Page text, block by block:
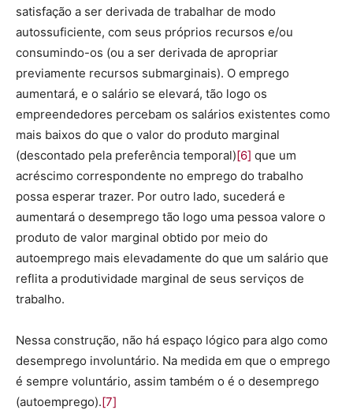
satisfação a ser derivada de trabalhar de modo
autossuficiente, com seus próprios recursos e/ou
consumindo-os (ou a ser derivada de apropriar
previamente recursos submarginais). O emprego
aumentará, e o salário se elevará, tão logo os
empreendedores percebam os salários existentes como
mais baixos do que o valor do produto marginal
(descontado pela preferência temporal)[6] que um
acréscimo correspondente no emprego do trabalho
possa esperar trazer. Por outro lado, sucederá e
aumentará o desemprego tão logo uma pessoa valore o
produto de valor marginal obtido por meio do
autoemprego mais elevadamente do que um salário que
reflita a produtividade marginal de seus serviços de
trabalho.
Nessa construção, não há espaço lógico para algo como
desemprego involuntário. Na medida em que o emprego
é sempre voluntário, assim também o é o desemprego
(autoemprego).[7]